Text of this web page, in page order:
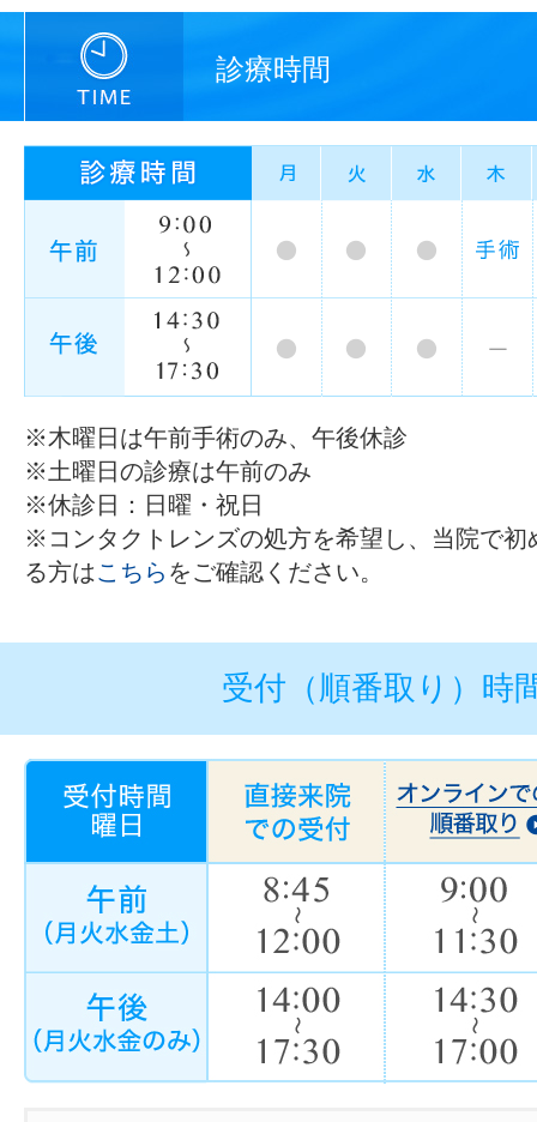
診療時間
※木曜日は午前手術のみ、午後休診
※土曜日の診療は午前のみ
※休診日：日曜・祝日
※コンタクトレンズの処方を希望し、当院で初
る方はこちら をご確認ください。
受付（順番取り）時